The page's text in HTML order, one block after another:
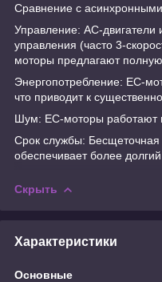
Сравнение с
Управление: AC-
управления (часто 3-
моторы предлагают полную
Энергопотребление: ЕС-
что приводит к
Шум: ЕС-моторы работают
Срок службы: Бесщеточная
обеспечивает более
Скрыть
Характеристики
Основные